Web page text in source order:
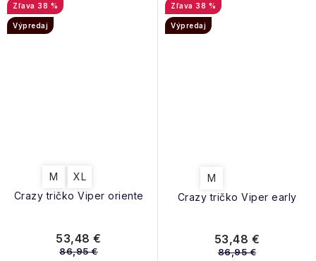
Crazy tričko Viper oriente
38 %
Výpredaj
M XL
53,48 €
86,95 €
Crazy tričko Viper early
38 %
Výpredaj
M
53,48 €
86,95 €